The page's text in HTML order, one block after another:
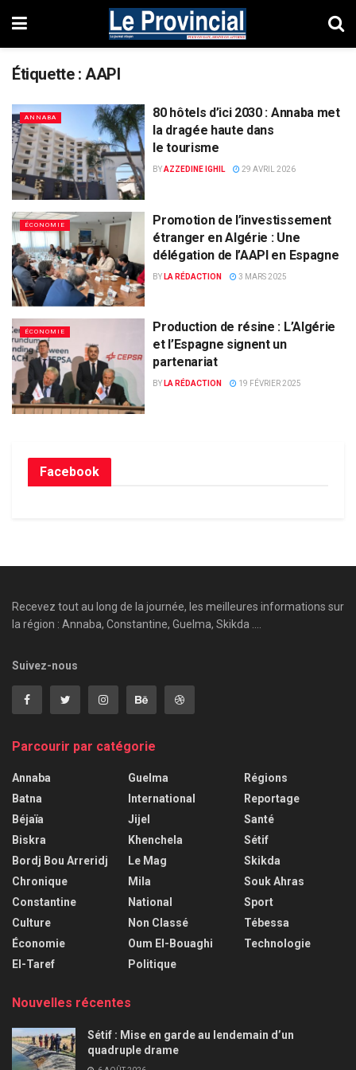
Étiquette :AAPI
ANNABA
80 hôtels d’ici 2030 : Annaba met
la dragée haute dans
le tourisme
BYAZZEDINE IGHIL 29 AVRIL 2026
ÉCONOMIE
Promotion de l’investissement
étranger en Algérie : Une
délégation de l’AAPI en Espagne
BY LA RÉDACTION 3 MARS 2025
ÉCONOMIE
Production de résine : L’Algérie
et l’Espagne signent un
partenariat
BY LA RÉDACTION 19 FÉVRIER 2025
Facebook
Recevez tout au long de la journée, les meilleures informations sur
la région : Annaba, Constantine, Guelma, Skikda ....
Suivez-nous
Parcourir par catégorie
Annaba
Batna
Béjaïa
Biskra
Bordj Bou Arreridj
Chronique
Constantine
Culture
Économie
El-Taref
Guelma
International
Jijel
Khenchela
Le Mag
Mila
National
Non Classé
Oum El-Bouaghi
Politique
Régions
Reportage
Santé
Sétif
Skikda
Souk Ahras
Sport
Tébessa
Technologie
Nouvelles récentes
Sétif : Mise en garde au lendemain d’un
quadruple drame